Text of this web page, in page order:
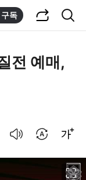
구독
전 예매,